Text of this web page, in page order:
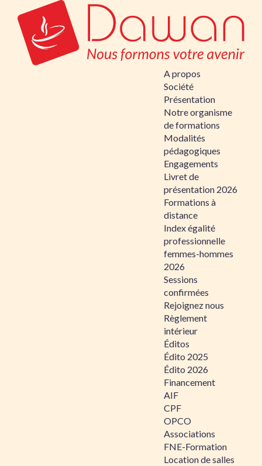
A propos
Société
Présentation
Notre organisme
de formations
Modalités
pédagogiques
Engagements
Livret de
présentation 2026
Formations à
distance
Index égalité
professionnelle
femmes-hommes
2026
Sessions
confirmées
Rejoignez nous
Règlement
intérieur
Éditos
Édito 2025
Édito 2026
Financement
AIF
CPF
OPCO
Associations
FNE-Formation
Location de salles